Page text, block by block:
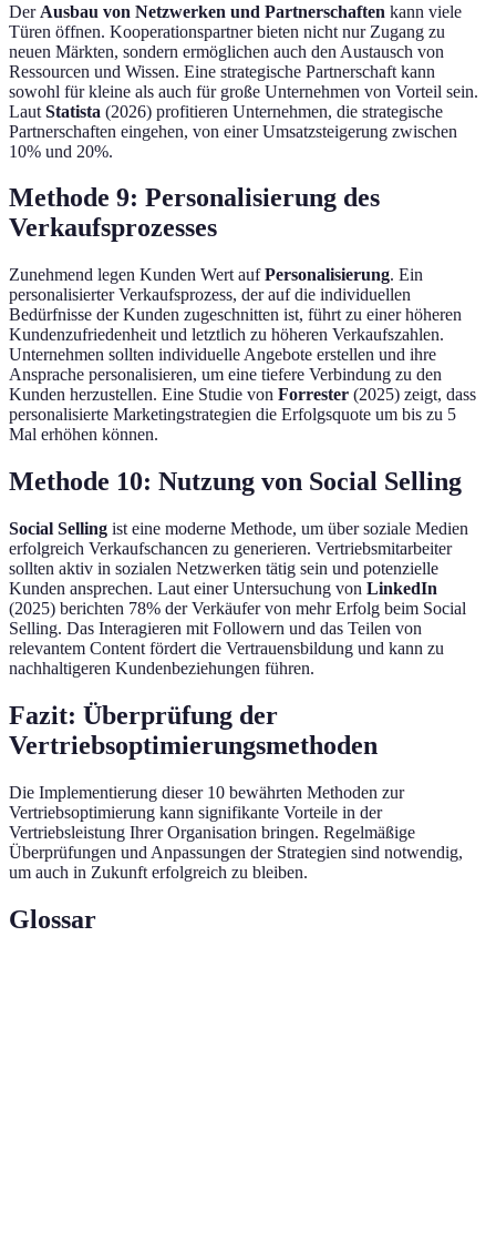
Der Ausbau von Netzwerken und Partnerschaften kann viele
Türen öffnen. Kooperationspartner bieten nicht nur Zugang zu
neuen Märkten, sondern ermöglichen auch den Austausch von
Ressourcen und Wissen. Eine strategische Partnerschaft kann
sowohl für kleine als auch für große Unternehmen von Vorteil sein.
Laut Statista (2026) profitieren Unternehmen, die strategische
Partnerschaften eingehen, von einer Umsatzsteigerung zwischen
10% und 20%.
Methode 9: Personalisierung des
Verkaufsprozesses
Zunehmend legen Kunden Wert aufPersonalisierung. Ein
personalisierter Verkaufsprozess, der auf die individuellen
Bedürfnisse der Kunden zugeschnitten ist, führt zu einer höheren
Kundenzufriedenheit und letztlich zu höheren Verkaufszahlen.
Unternehmen sollten individuelle Angebote erstellen und ihre
Ansprache personalisieren, um eine tiefere Verbindung zu den
Kunden herzustellen. Eine Studie von Forrester (2025) zeigt, dass
personalisierte Marketingstrategien die Erfolgsquote um bis zu 5
Mal erhöhen können.
Methode 10: Nutzung von Social Selling
Social Selling ist eine moderne Methode, um über soziale Medien
erfolgreich Verkaufschancen zu generieren. Vertriebsmitarbeiter
sollten aktiv in sozialen Netzwerken tätig sein und potenzielle
Kunden ansprechen. Laut einer Untersuchung von LinkedIn
(2025) berichten 78% der Verkäufer von mehr Erfolg beim Social
Selling. Das Interagieren mit Followern und das Teilen von
relevantem Content fördert die Vertrauensbildung und kann zu
nachhaltigeren Kundenbeziehungen führen.
Fazit: Überprüfung der
Vertriebsoptimierungsmethoden
Die Implementierung dieser 10 bewährten Methoden zur
Vertriebsoptimierung kann signifikante Vorteile in der
Vertriebsleistung Ihrer Organisation bringen. Regelmäßige
Überprüfungen und Anpassungen der Strategien sind notwendig,
um auch in Zukunft erfolgreich zu bleiben.
Glossar